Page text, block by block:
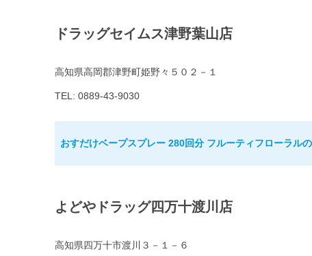
ドラッグセイムス津野葉山店
高知県高岡郡津野町姫野々５０２－１
TEL: 0889-43-9030
おすだけベープスプレー 280回分 フルーティフローラル
よどやドラッグ四万十渡川店
高知県四万十市渡川３－１－６